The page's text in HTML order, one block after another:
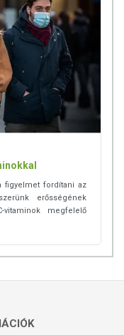
figyelmet fordítani az
erősségének
megfelelő